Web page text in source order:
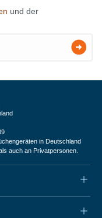
und der
in Deutschland
auch an Privatpersonen.